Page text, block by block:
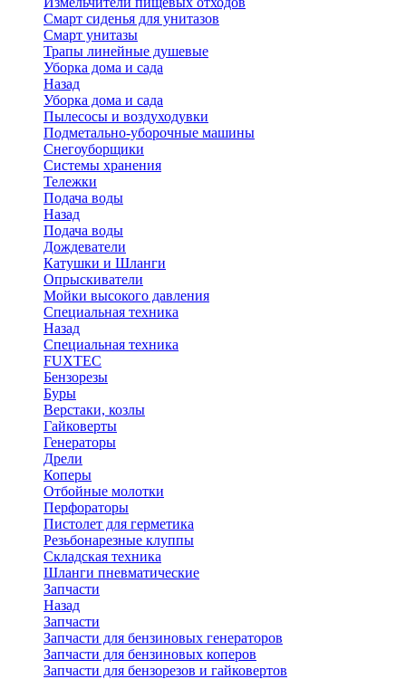
Смарт сиденья для унитазов
Смарт унитазы
Трапы линейные душевые
Уборка дома и сада
Назад
Уборка дома и сада
Пылесосы и воздуходувки
Подметально-уборочные машины
Снегоуборщики
Системы хранения
Тележки
Подача воды
Назад
Подача воды
Дождеватели
Катушки и Шланги
Опрыскиватели
Мойки высокого давления
Специальная техника
Назад
Специальная техника
FUXTEC
Бензорезы
Буры
Верстаки, козлы
Гайковерты
Генераторы
Дрели
Коперы
Отбойные молотки
Перфораторы
Пистолет для герметика
Резьбонарезные клуппы
Складская техника
Шланги пневматические
Запчасти
Назад
Запчасти
Запчасти для бензиновых генераторов
Запчасти для бензиновых коперов
Запчасти для бензорезов и гайковертов